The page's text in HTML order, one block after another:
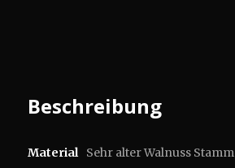
Beschreibung
Material Sehr alter Walnuss Stamm